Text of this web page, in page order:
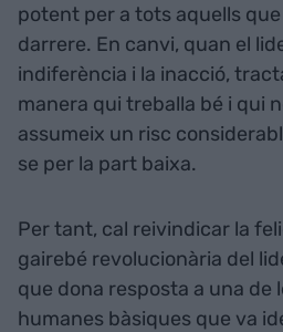
potent per a tots aquells
darrere. En canvi, quan el
indiferència i la inacció,
manera qui treballa bé i qui
assumeix un risc
se per la part baixa.
Per tant, cal reivindicar la
gairebé revolucionària del
que dona resposta a una de
humanes bàsiques que va